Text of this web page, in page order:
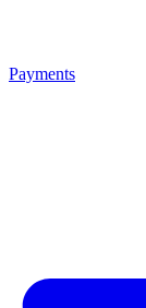
Payments